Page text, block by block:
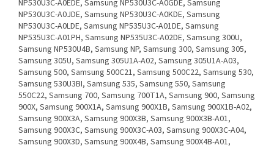
NP530U3C-A0EDE, Samsung NP530U3C-A0GDE, Samsung
NP530U3C-A0JDE, Samsung NP530U3C-A0KDE, Samsung
NP530U3C-A0LDE, Samsung NP535U3C-A01DE, Samsung
NP535U3C-A01PH, Samsung NP535U3C-A02DE, Samsung 300U,
Samsung NP530U4B, Samsung NP, Samsung 300, Samsung 305,
Samsung 305U, Samsung 305U1A-A02, Samsung 305U1A-A03,
Samsung 500, Samsung 500C21, Samsung 500C22, Samsung 530,
Samsung 530U3BI, Samsung 535, Samsung 550, Samsung
550C22, Samsung 700, Samsung 700T1A, Samsung 900, Samsung
900X, Samsung 900X1A, Samsung 900X1B, Samsung 900X1B-A02,
Samsung 900X3A, Samsung 900X3B, Samsung 900X3B-A01,
Samsung 900X3C, Samsung 900X3C-A03, Samsung 900X3C-A04,
Samsung 900X3D, Samsung 900X4B, Samsung 900X4B-A01,